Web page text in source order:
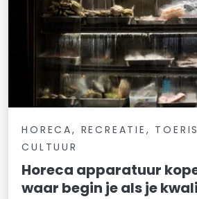
HORECA, RECREATIE,
CULTUUR
Horeca apparatuur
waar begin je als je